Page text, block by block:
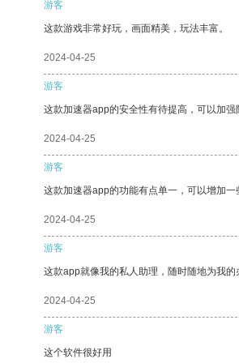
游客
这款游戏非常好玩，画面精美，玩法丰富。
2024-04-25
游客
这款加速器app的安全性有待提高，可以加强
2024-04-25
游客
这款加速器app的功能有点单一，可以增加一
2024-04-25
游客
这款app就像我的私人助理，随时随地为我
2024-04-25
游客
这个软件很好用